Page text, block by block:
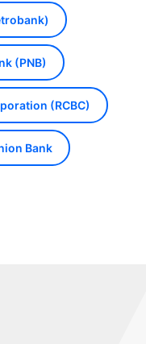
(PNB)
(RCBC)
Bank